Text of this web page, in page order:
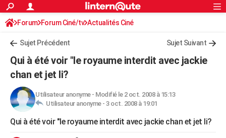
ACTUALITÉS
Politique
Société
Faits Divers
Education
Monde
Villes
+
Programme TV
Streaming
Cinéma
Sorties cinéma
Musique
FINANCE
Retraite
Impôts
Epargne
Immobilier
Risques naturels par ville
Banque
Assurance
Crédit
AUTO
Essais
Réserver un essai
Citadines
Berlines
SUV
Forum auto
HIGH-TECH
S'inscrire
Connexion
Forum Forum Ciné/tv Actualités Ciné
Sujet Précédent Sujet Suivant
Qui à été voir "le royaume interdit avec jackie
chan et jet li?
Utilisateur anonyme- Modifié le 2 oct. 2008 à 15:13
Utilisateur anonyme - 3 oct. 2008 à 19:01
Qui à été voir "le royaume interdit avec jackie chan et jet li?